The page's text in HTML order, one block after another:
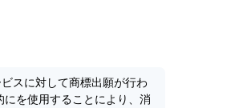
スに対して商標出願が行わ
を使用することにより、消